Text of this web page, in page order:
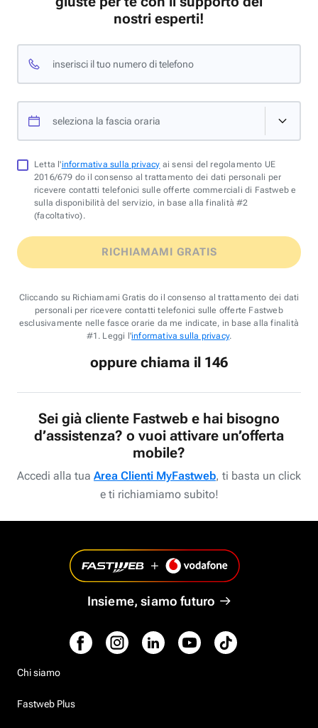
nostri esperti!
inserisci il tuo numero di telefono
seleziona la fascia oraria
Letta l'informativa sulla privacy ai sensi del regolamento UE
2016/679 do il consenso al trattamento dei dati personali per
ricevere contatti telefonici sulle offerte commerciali di Fastweb e
sulla disponibilità del servizio, in base alla finalità #2
(facoltativo).
RICHIAMAMI GRATIS
Cliccando su Richiamami Gratis do il consenso al trattamento dei dati
personali per ricevere contatti telefonici sulle offerte Fastweb
esclusivamente nelle fasce orarie da me indicate, in base alla finalità
#1. Leggi l'informativa sulla privacy.
oppure chiama il 146
Sei già cliente Fastweb e hai bisogno
d’assistenza? o vuoi attivare un’offerta
mobile?
Accedi alla tua Area Clienti MyFastweb, ti basta un click
e ti richiamiamo subito!
Insieme, siamo futuro
Chi siamo
Fastweb Plus